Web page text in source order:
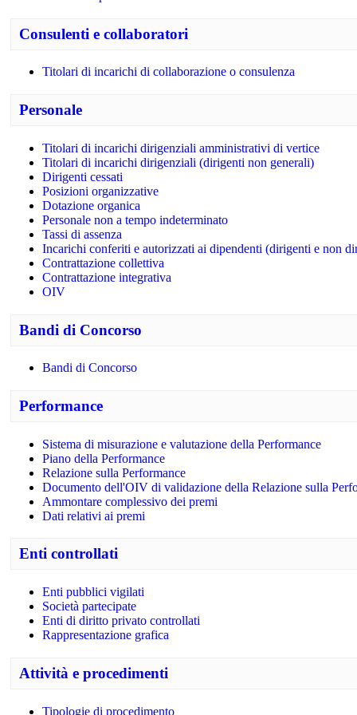
Consulenti e collaboratori
Titolari di incarichi di collaborazione o consulenza
Personale
Titolari di incarichi dirigenziali amministrativi di vertice
Titolari di incarichi dirigenziali (dirigenti non generali)
Dirigenti cessati
Posizioni organizzative
Dotazione organica
Personale non a tempo indeterminato
Tassi di assenza
Incarichi conferiti e autorizzati ai dipendenti (dirigenti e non
Contrattazione collettiva
Contrattazione integrativa
OIV
Bandi di Concorso
Bandi di Concorso
Performance
Sistema di misurazione e valutazione della Performance
Piano della Performance
Relazione sulla Performance
Documento dell'OIV di validazione della Relazione sulla
Ammontare complessivo dei premi
Dati relativi ai premi
Enti controllati
Enti pubblici vigilati
Società partecipate
Enti di diritto privato controllati
Rappresentazione grafica
Attività e procedimenti
Tipologie di procedimento